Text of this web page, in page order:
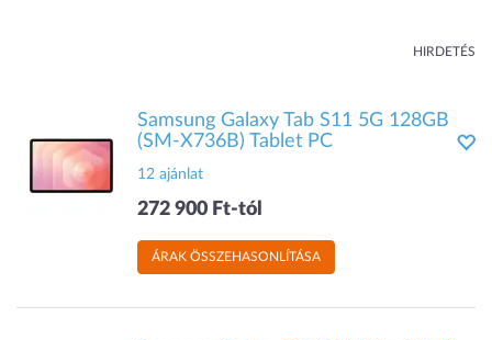
HIRDETÉS
Samsung Galaxy Tab S11 5G 128GB
(SM-X736B) Tablet PC
12 ajánlat
272 900 Ft-tól
ÁRAK ÖSSZEHASONLÍTÁSA